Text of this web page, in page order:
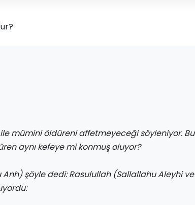
ile mümini öldüreni affetmeyeceği söyleniyor. Bu
aynı kefeye mi konmuş oluyor?
şöyle dedi: Rasulullah (Sallallahu Aleyhi ve